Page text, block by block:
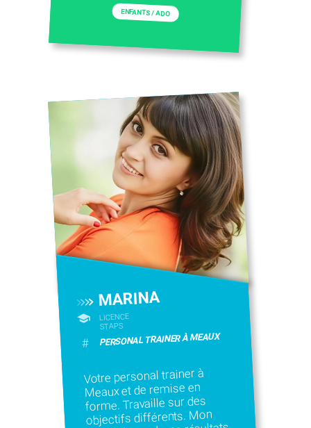
ENFANTS / ADO
MARINA
LICENCE
STAPS
# PERSONAL TRAINER À MEAUX
Votre personal trainer à
Meaux et de remise en
forme. Travaille sur des
objectifs différents. Mon